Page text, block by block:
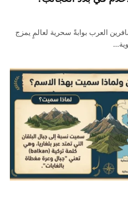
العرب بوابةً سحرية لعالمٍ يمزج